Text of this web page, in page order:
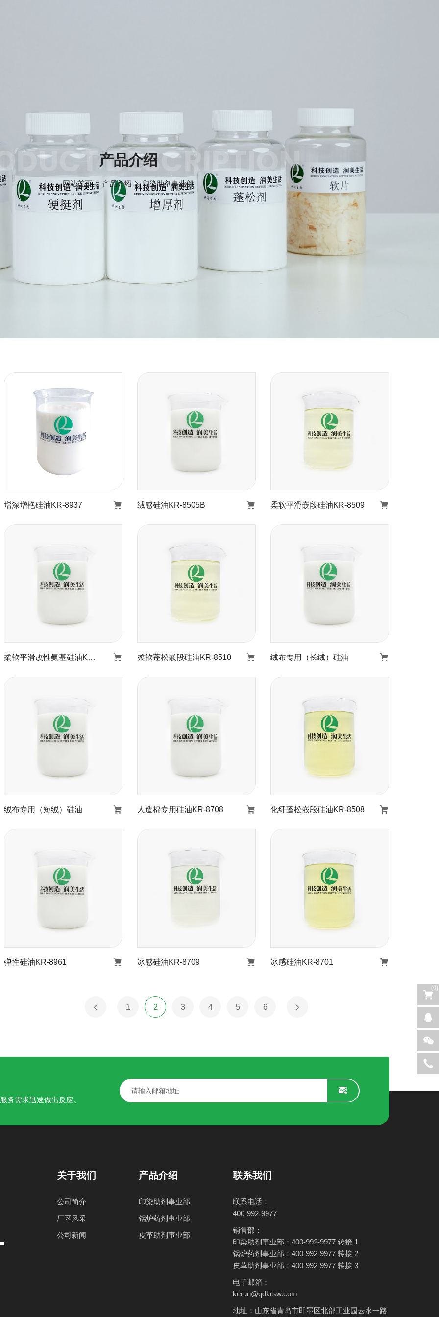
产品介绍
DESCRIPTION
网站首页 产品介绍 印染助剂事业部
了解详情
增深增艳硅油KR-8937
了解详情
绒感硅油KR-8505B
柔软平滑嵌段硅油KR-
了解详情
柔软平滑嵌段硅油KR-8509
柔软平滑改性氨基硅油
了解详情
柔软平滑改性氨基硅油KR-8202
柔软蓬松嵌段硅油KR-
了解详情
柔软蓬松嵌段硅油KR-8510
了解详情
绒布专用（长绒）硅油
了解详情
绒布专用（短绒）硅油​
人造棉专用硅油KR-
了解详情
人造棉专用硅油KR-8708
化纤蓬松嵌段硅油KR-
了解详情
化纤蓬松嵌段硅油KR-8508
弹性硅油KR-8961 冰感硅油KR-8709 冰感硅油KR-8701
1 2 3 4 5 6
务需求迅速做出反应。
关于我们
公司简介
厂区风采
公司新闻
产品介绍
印染助剂事业部
锅炉药剂事业部
皮革助剂事业部
联系我们
联系电话：
400-992-9977
销售部：
印染助剂事业部：400-992-9977 转接 1
锅炉药剂事业部：400-992-9977 转接 2
皮革助剂事业部：400-992-9977 转接 3
电子邮箱：
kerun@qdkrsw.com
地址：山东省青岛市即墨区北部工业园云水一路
(0)